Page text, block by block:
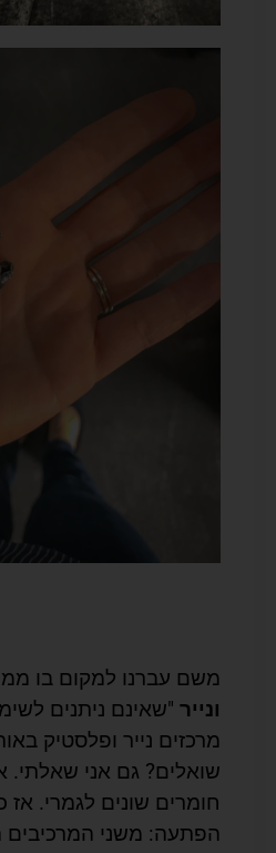
משם עברנו למקום בו
ונייר "שאינם ניתנים
מרכזים נייר ופלסטיק
שואלים? גם אני שאלתי.
חומרים שונים לגמרי. אז
הפתעה: משני המרכיבים